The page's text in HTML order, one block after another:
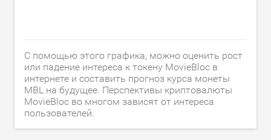
С помощью этого графика, можно оценить рост
или падение интереса к токену MovieBloc в
интернете и составить прогноз курса монеты
MBL на будущее. Перспективы криптовалюты
MovieBloc во многом зависят от интереса
пользователей.